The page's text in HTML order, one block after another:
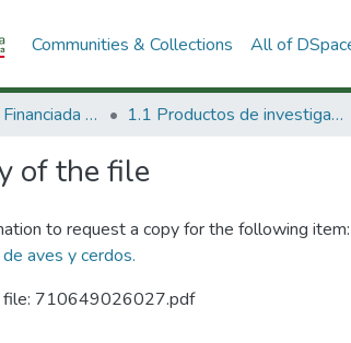
Communities & Collections All of
1. Investigación Financiada con Recursos Públicos 1.1 Productos de investigación
of the file
to request a copy for the following item:
aves y cerdos.
file: 710649026027.pdf